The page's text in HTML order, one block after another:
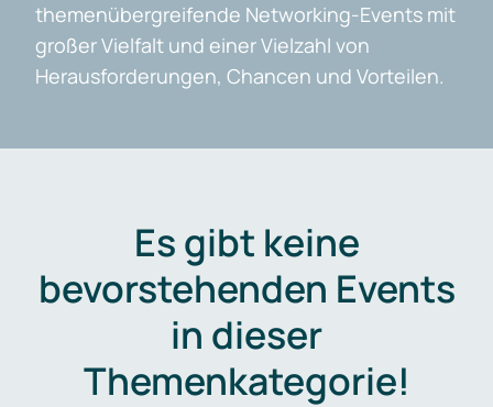
themenübergreifende Networking-Events mit
großer Vielfalt und einer Vielzahl von
Herausforderungen, Chancen und Vorteilen.
Es gibt keine
bevorstehenden Events
in dieser
Themenkategorie!